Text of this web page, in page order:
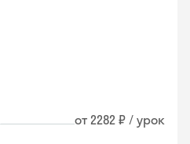
от 2282 ₽ / урок